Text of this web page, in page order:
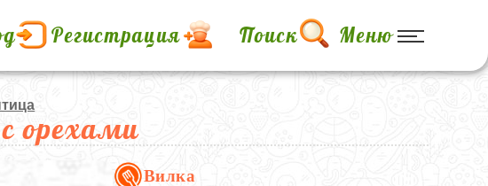
Регистрация Поиск Меню
орехами
Вилка